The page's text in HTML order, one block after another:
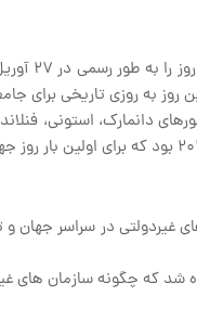
روز به روزی تاریخی برای
غیردولتی در سراسر
شد که چگونه سازمان